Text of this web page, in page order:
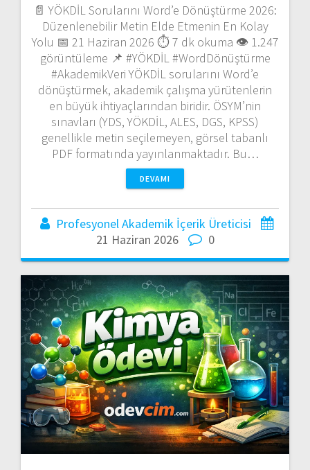
📄 YÖKDİL Sorularını Word’e Dönüştürme 2026:
Düzenlenebilir Metin Elde Etmenin En Kolay
Yolu 📅 21 Haziran 2026 ⏱️ 7 dk okuma 👁️ 1.247
görüntüleme 📌 #YÖKDİL #WordDönüştürme
#AkademikVeri YÖKDİL sorularını Word’e
dönüştürmek, akademik çalışma yürütenlerin
en büyük ihtiyaçlarından biridir. ÖSYM’nin
sınavları (YDS, YÖKDİL, ALES, DGS, KPSS)
genellikle metin seçilemeyen, görsel tabanlı
PDF formatında yayınlanmaktadır. Bu…
DEVAMI
Profesyonel Akademik İçerik Üreticisi
21 Haziran 2026
0